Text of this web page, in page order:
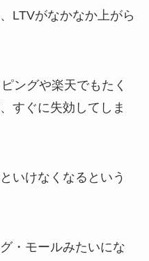
LTVがなかなか上がら
ングや楽天でもたく
すぐに失効してしま
いけなくなるという
・モールみたいにな